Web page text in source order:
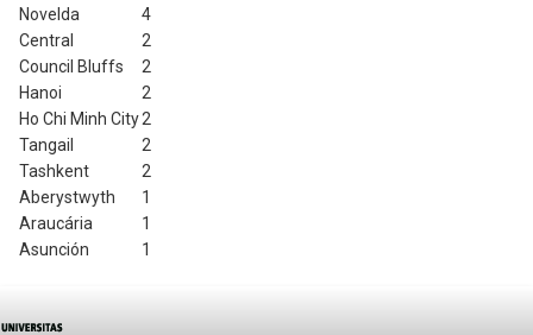
Novelda
4
Central
2
Council Bluffs
2
Hanoi
2
Ho Chi Minh City2
Tangail
2
Tashkent
2
Aberystwyth
1
Araucária
1
Asunción
1